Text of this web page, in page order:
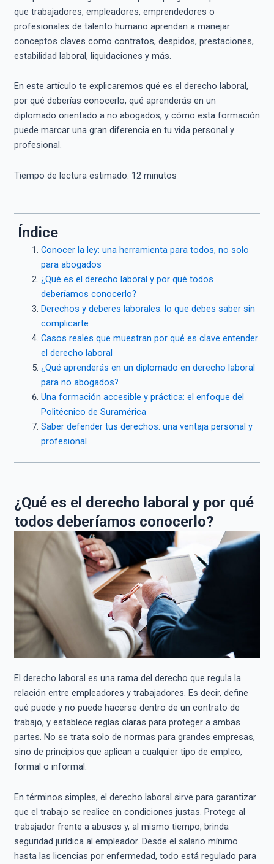
que trabajadores, empleadores, emprendedores o
profesionales de talento humano aprendan a manejar
conceptos claves como contratos, despidos, prestaciones,
estabilidad laboral, liquidaciones y más.
En este artículo te explicaremos qué es el derecho laboral,
por qué deberías conocerlo, qué aprenderás en un
diplomado orientado a no abogados, y cómo esta formación
puede marcar una gran diferencia en tu vida personal y
profesional.
Tiempo de lectura estimado: 12minutos
Índice
Conocer la ley: una herramienta para todos, no solo
para abogados
¿Qué es el derecho laboral y por qué todos
deberíamos conocerlo?
Derechos y deberes laborales: lo que debes saber sin
complicarte
Casos reales que muestran por qué es clave entender
el derecho laboral
¿Qué aprenderás en un diplomado en derecho laboral
para no abogados?
Una formación accesible y práctica: el enfoque del
Politécnico de Suramérica
Saber defender tus derechos: una ventaja personal y
profesional
¿Qué es el derecho laboral y por qué
todos deberíamos conocerlo?
El derecho laboral es una rama del derecho que regula la
relación entre empleadores y trabajadores. Es decir, define
qué puede y no puede hacerse dentro de un contrato de
trabajo, y establece reglas claras para proteger a ambas
partes. No se trata solo de normas para grandes empresas,
sino de principios que aplican a cualquier tipo de empleo,
formal o informal.
En términos simples, el derecho laboral sirve para garantizar
que el trabajo se realice en condiciones justas. Protege al
trabajador frente a abusos y, al mismo tiempo, brinda
seguridad jurídica al empleador. Desde el salario mínimo
hasta las licencias por enfermedad, todo está regulado para